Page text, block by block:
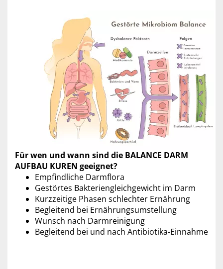
Für wen und wann sind die BALANCE DARM
AUFBAU KUREN geeignet?
Empfindliche Darmflora
Gestörtes Bakteriengleichgewicht im Darm
Kurzzeitige Phasen schlechter Ernährung
Begleitend bei Ernährungsumstellung
Wunsch nach Darmreinigung
Begleitend bei und nach Antibiotika-Einnahme